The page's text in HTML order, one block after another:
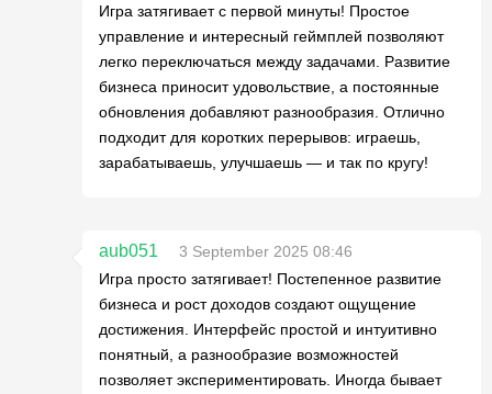
Игра затягивает с первой минуты! Простое
управление и интересный геймплей позволяют
легко переключаться между задачами. Развитие
бизнеса приносит удовольствие, а постоянные
обновления добавляют разнообразия. Отлично
подходит для коротких перерывов: играешь,
зарабатываешь, улучшаешь — и так по кругу!
aub051
3 September 2025 08:46
Игра просто затягивает! Постепенное развитие
бизнеса и рост доходов создают ощущение
достижения. Интерфейс простой и интуитивно
понятный, а разнообразие возможностей
позволяет экспериментировать. Иногда бывает